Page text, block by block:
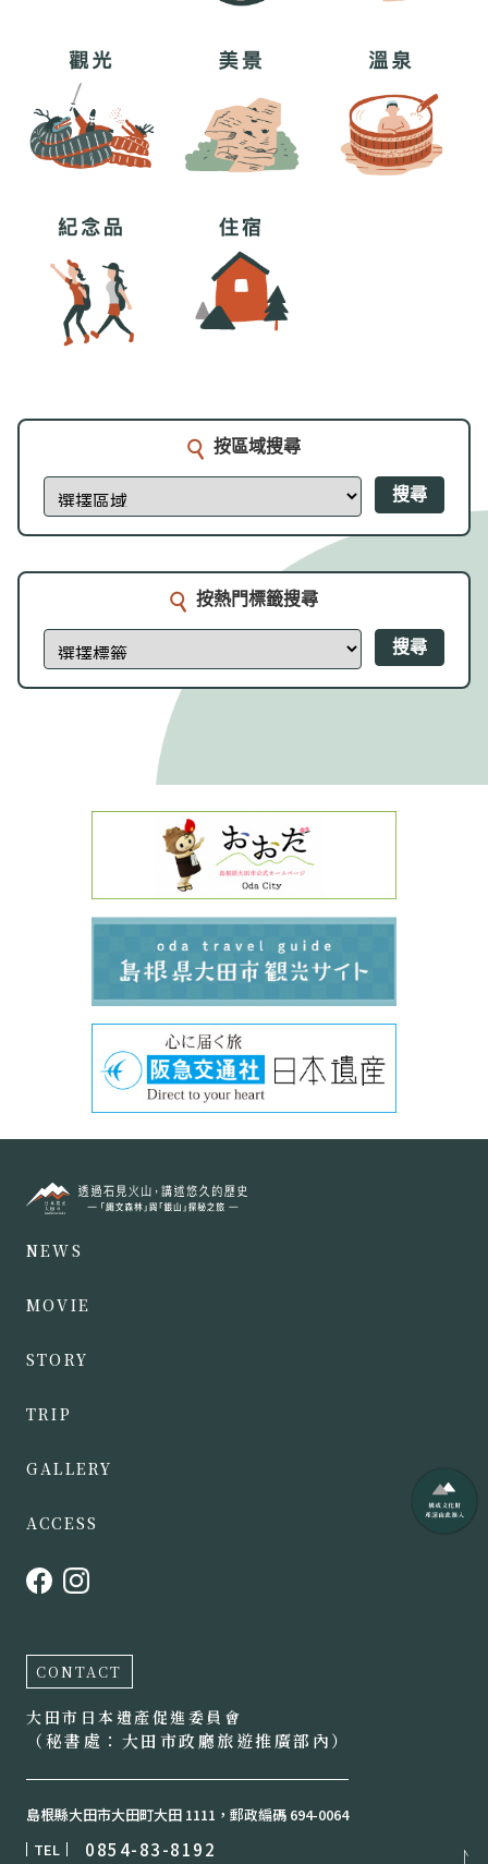
按區域搜尋
搜尋
按熱門標籤搜尋
搜尋
NEWS
MOVIE
STORY
TRIP
GALLERY
ACCESS
CONTACT
大田市日本遺產促進委員會
（秘書處：大田市政廳旅遊推廣部內）
島根縣大田市大田町大田 1111，郵政編碼 694-0064
TEL
0854-83-8192